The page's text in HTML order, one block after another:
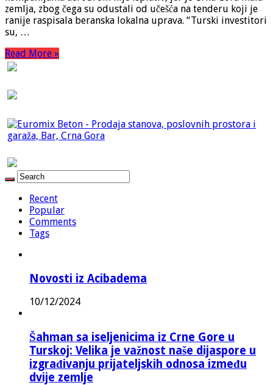
zemlja, zbog čega su odustali od učešća na tenderu koji je
ranije raspisala beranska lokalna uprava. “Turski investitori
su, …
Read More »
Recent
Popular
Comments
Tags
Novosti iz Acibadema
10/12/2024
Šahman sa iseljenicima iz Crne Gore u
Turskoj: Velika je važnost naše dijaspore u
izgrađivanju prijateljskih odnosa između
dvije zemlje